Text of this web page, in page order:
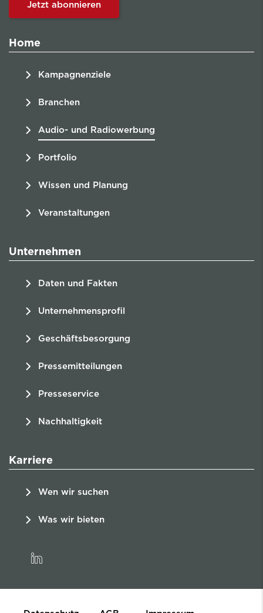
Jetzt abonnieren
Home
Kampagnenziele
Branchen
Audio- und Radiowerbung
Portfolio
Wissen und Planung
Veranstaltungen
Unternehmen
Daten und Fakten
Unternehmensprofil
Geschäftsbesorgung
Pressemitteilungen
Presseservice
Nachhaltigkeit
Karriere
Wen wir suchen
Was wir bieten
linkedin